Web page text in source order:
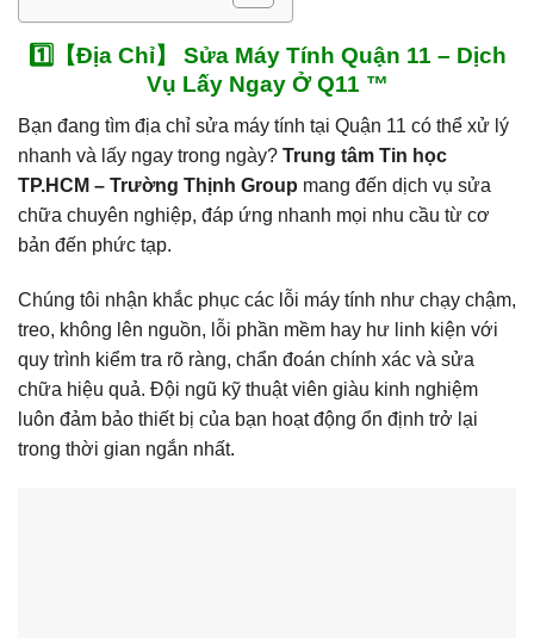
1️⃣【Địa Chỉ】 Sửa Máy Tính Quận 11 – Dịch
Vụ Lấy Ngay Ở Q11 ™
Bạn đang tìm địa chỉ sửa máy tính tại Quận 11 có thể xử lý
nhanh và lấy ngay trong ngày? Trung tâm Tin học
TP.HCM – Trường Thịnh Group mang đến dịch vụ sửa
chữa chuyên nghiệp, đáp ứng nhanh mọi nhu cầu từ cơ
bản đến phức tạp.
Chúng tôi nhận khắc phục các lỗi máy tính như chạy chậm,
treo, không lên nguồn, lỗi phần mềm hay hư linh kiện với
quy trình kiểm tra rõ ràng, chẩn đoán chính xác và sửa
chữa hiệu quả. Đội ngũ kỹ thuật viên giàu kinh nghiệm
luôn đảm bảo thiết bị của bạn hoạt động ổn định trở lại
trong thời gian ngắn nhất.